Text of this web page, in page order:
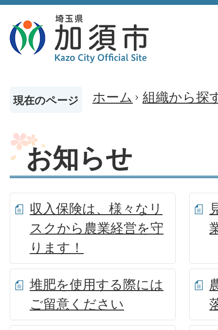
現在のページ ホーム 組織から探
お知らせ
収入保険は、様々なリ
スクから農業経営を守
ります！
堆肥を使用する際には
ご留意ください